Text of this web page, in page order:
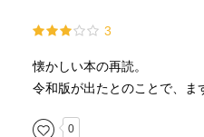
3
懐かしい本の再読。
令和版が出たとのことで、ま
0